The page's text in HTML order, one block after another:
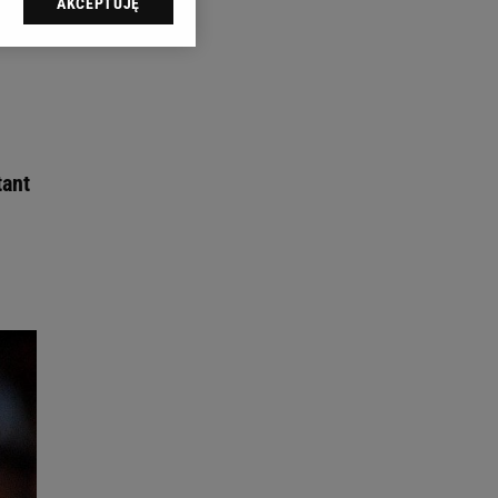
sp. z o.o., jej
swoje preferencje
danych poprzez
Zmiana ustawień
celów identyfikacji.
reklam i treści,